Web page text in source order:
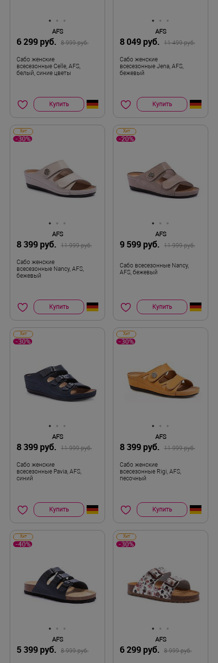
AFS
6 299 руб. 8 999 руб.
Сабо женские
всесезонные Celle, AFS,
белый, синие цветы
Купить
AFS
8 049 руб. 11 499 руб.
Сабо женские
всесезонные Jena, AFS,
бежевый
Купить
Хит
-30%
AFS
8 399 руб. 11 999 руб.
Сабо женские
всесезонные Nancy, AFS,
бежевый
Купить
Хит
-20%
AFS
9 599 руб. 11 999 руб.
Сабо всесезонные Nancy,
AFS, бежевый
Купить
Хит
-30%
AFS
8 399 руб. 11 999 руб.
Сабо женские
всесезонные Pavia, AFS,
синий
Купить
Хит
-30%
AFS
8 399 руб. 11 999 руб.
Сабо женские
всесезонные Rigi, AFS,
песочный
Купить
Хит
-40%
AFS
5 399 руб. 8 999 руб.
Хит
-30%
AFS
6 299 руб. 8 999 руб.